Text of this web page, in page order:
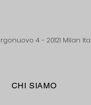
4 - 20121 Milan
CHI SIAMO